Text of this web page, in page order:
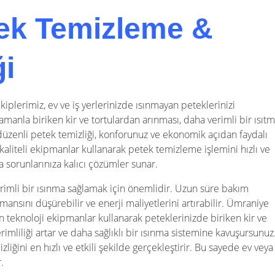
Temizleme &
ev ve iş yerlerinizde ısınmayan peteklerinizi
biriken kir ve tortulardan arınması, daha verimli bir
petek temizliği, konforunuz ve ekonomik açıdan faydalı
ekipmanlar kullanarak petek temizleme işlemini hızlı ve
kalıcı çözümler sunar.
bir ısınma sağlamak için önemlidir. Uzun süre bakım
düşürebilir ve enerji maliyetlerini artırabilir. Ümraniye
teknoloji ekipmanlar kullanarak peteklerinizde biriken kir ve
artar ve daha sağlıklı bir ısınma sistemine kavuşursunuz.
en hızlı ve etkili şekilde gerçekleştirir. Bu sayede ev